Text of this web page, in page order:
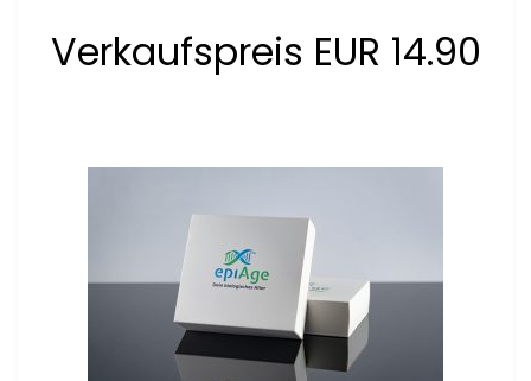
Verkaufspreis EUR 14.90